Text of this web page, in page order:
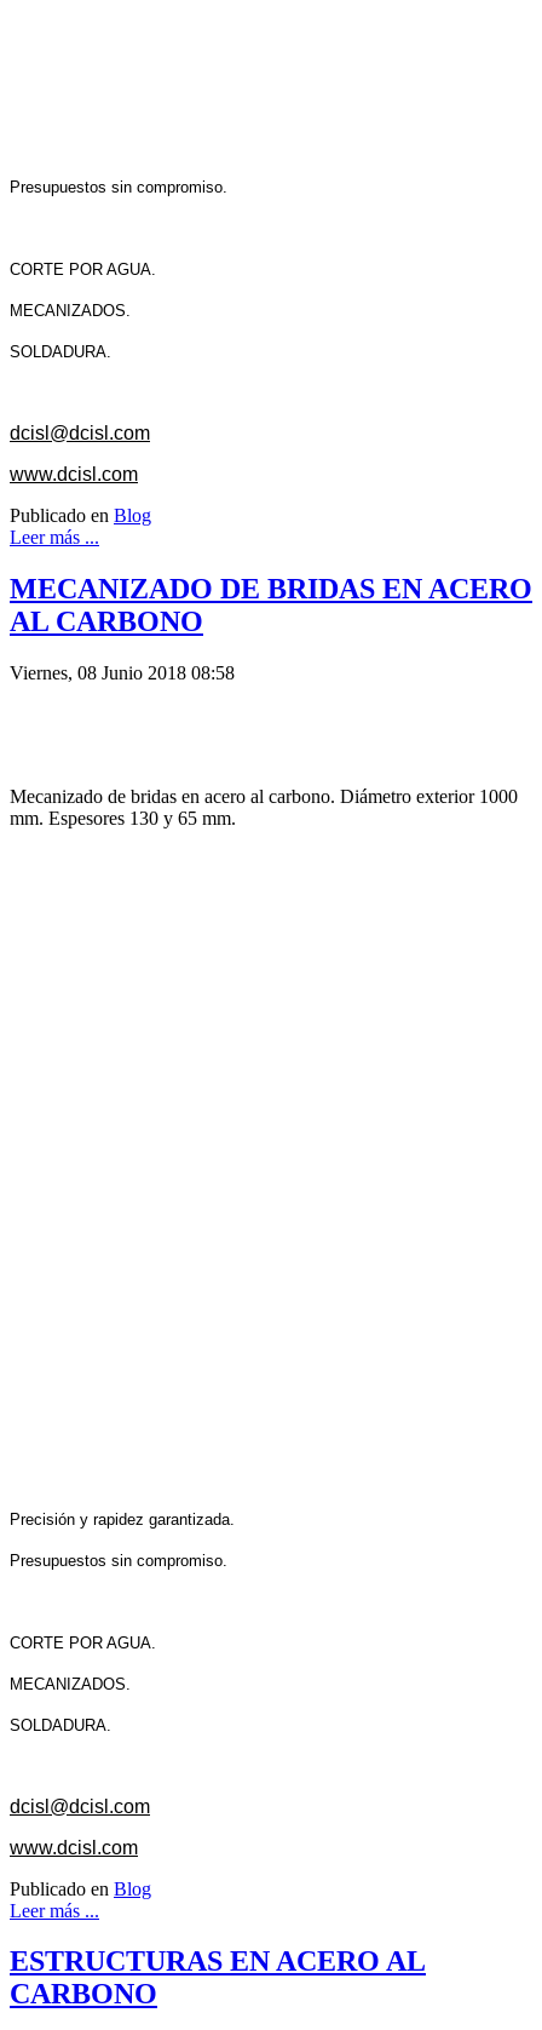
Presupuestos sin compromiso.
CORTE POR AGUA.
MECANIZADOS.
SOLDADURA.
dcisl@dcisl.com
www.dcisl.com
Publicado en Blog
Leer más ...
MECANIZADO DE BRIDAS EN ACERO
AL CARBONO
Viernes, 08 Junio 2018 08:58
Mecanizado de bridas en acero al carbono. Diámetro exterior 1000
mm. Espesores 130 y 65 mm.
Precisión y rapidez garantizada.
Presupuestos sin compromiso.
CORTE POR AGUA.
MECANIZADOS.
SOLDADURA.
dcisl@dcisl.com
www.dcisl.com
Publicado en Blog
Leer más ...
ESTRUCTURAS EN ACERO AL
CARBONO